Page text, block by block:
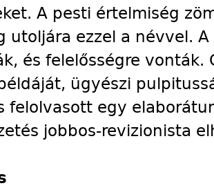
A pesti értelmiség
utoljára ezzel a névvel.
és felelősségre vonták.
ügyészi
felolvasott egy
jobbos-revizionista